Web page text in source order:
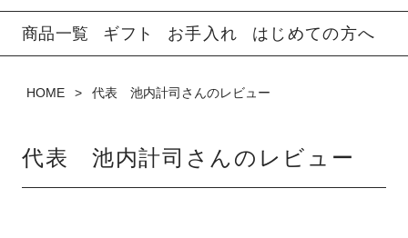
夏季休業のお知らせ
商品一覧 ギフト お手入れ はじめての方へ
HOME 代表 池内計司さんのレビュー
代表 池内計司さんのレビュー